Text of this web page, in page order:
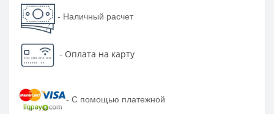
- Наличный расчет
- Оплата на карту
- С помощью платежной